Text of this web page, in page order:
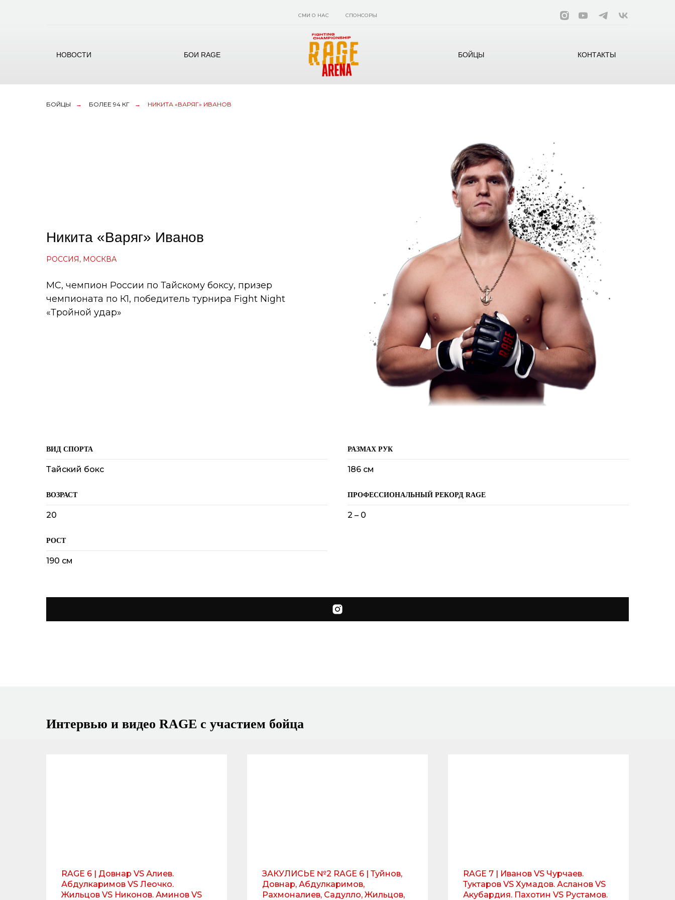
СМИ О НАС СПОНСОРЫ
БОЙЦЫ
БОИ RAGE КОНТАКТЫ
НОВОСТИ
БОЙЦЫ → БОЛЕЕ 94 КГ → НИКИТА «ВАРЯГ» ИВАНОВ
Никита «Варяг» Иванов
РОССИЯ, МОСКВА
МС, чемпион России по Тайскому боксу, призер
чемпионата по К1, победитель турнира Fight Night
«Тройной удар»
ВИД СПОРТА
Тайский бокс
ВОЗРАСТ
20
РОСТ
190 см
РАЗМАХ РУК
186 см
ПРОФЕССИОНАЛЬНЫЙ РЕКОРД RAGE
2 – 0
Интервью и видео RAGE с участием бойца
RAGE 6 | Довнар VS Алиев.
Абдулкаримов VS Леочко.
Жильцов VS Никонов. Аминов VS
ЗАКУЛИСЬЕ №2 RAGE 6 | Туйнов,
Довнар, Абдулкаримов,
Рахмоналиев, Садулло, Жильцов,
RAGE 7 | Иванов VS Чурчаев.
Туктаров VS Хумадов. Асланов VS
Акубардия. Пахотин VS Рустамов.